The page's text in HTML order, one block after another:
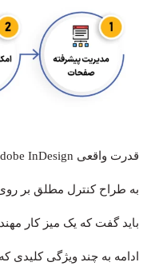
به طراح کنترل مطلق بر
باید گفت که یک میز کار
ادامه به چند ویژگی کلیدی که